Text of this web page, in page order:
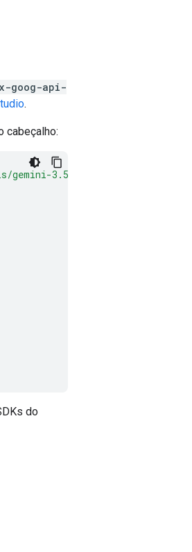
x-goog-api-
.
cabeçalho:
gemini-3.5-flash:generateContent"
do